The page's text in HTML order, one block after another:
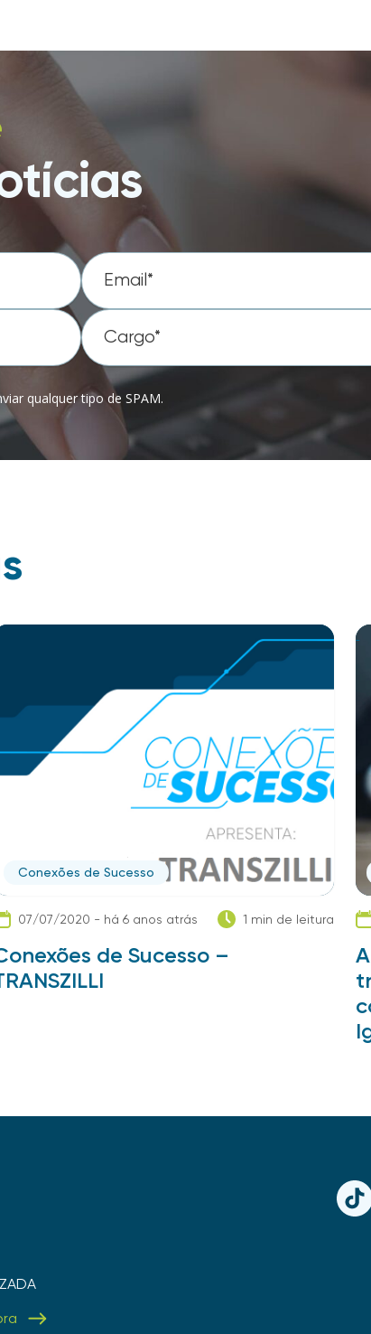
qualquer tipo de SPAM.
Conexões de Sucesso
07/07/2020 - há 6 anos atrás 1 min de leitura
de Sucesso –